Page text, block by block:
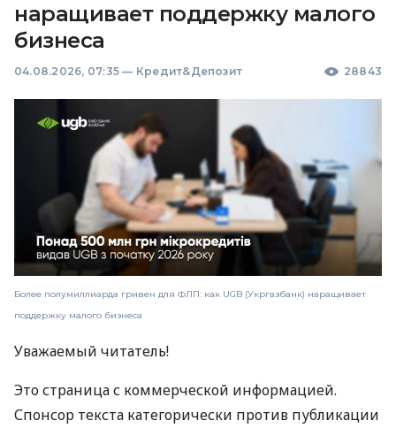
наращивает поддержку малого
бизнеса
04.08.2026, 07:35 — Кредит&Депозит 28843
Более полумиллиарда гривен для ФЛП: как UGB (Укргазбанк) наращивает
поддержку малого бизнеса
Уважаемый читатель!
Это страница с коммерческой информацией.
Спонсор текста категорически против публикации